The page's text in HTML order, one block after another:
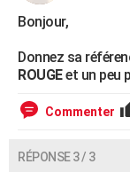
Bonjour,
Donnez sa
ROUGEet un peu
Commenter
RÉPONSE 3 / 3